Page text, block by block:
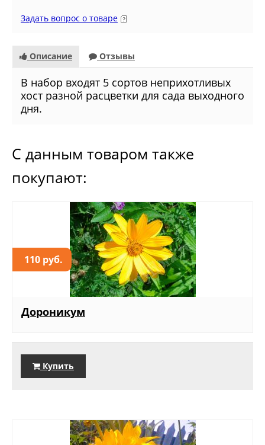
Задать вопрос о товаре
Описание Отзывы
В набор входят 5 сортов неприхотливых
хост разной расцветки для сада выходного
дня.
С данным товаром также
покупают:
110 руб.
Дороникум
Купить